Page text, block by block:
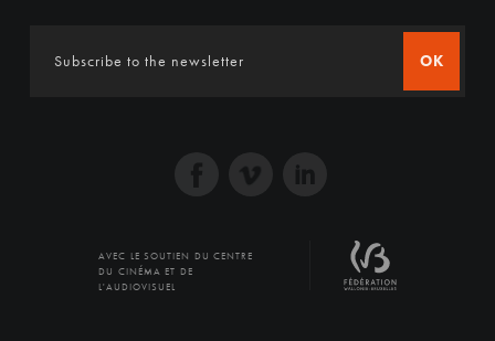
OK
AVEC LE SOUTIEN DU CENTRE
DU CINÉMA ET DE
L'AUDIOVISUEL